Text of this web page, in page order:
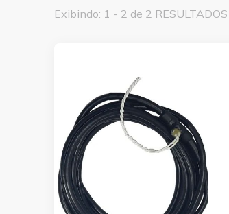
Exibindo: 1 - 2 de 2 RESULTADOS